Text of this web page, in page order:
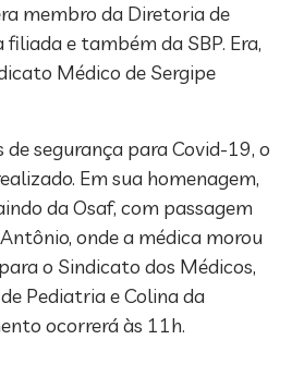
membro da Diretoria de
filiada e também da SBP. Era,
Médico de Sergipe
segurança para Covid-19, o
Em sua homenagem,
da Osaf, com passagem
onde a médica morou
o Sindicato dos Médicos,
Pediatria e Colina da
ocorrerá às 11h.